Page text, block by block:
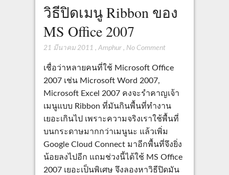
วิธีปิดเมนู Ribbon ของ
MS Office 2007
21 มีนาคม 2011 , Amphur, No Comment
เชื่อว่าหลายคนที่ใช้ Microsoft Office
2007 เช่น Microsoft Word 2007,
Microsoft Excel 2007 คงจะรำคาญเจ้า
เมนูแบบ Ribbon ที่มันกินพื้นที่ทำงาน
เยอะเกินไป เพราะความจริงเราใช้พื้นที่
บนกระดาษมากกว่าเมนูนะ แล้วเพิ่ม
Google Cloud Connect มาอีกพื้นที่จึงยิ่ง
น้อยลงไปอีก แถมช่วงนี้ได้ใช้ MS Office
2007 เยอะเป็นพิเศษ จึงลองหาวิธีปิดมัน